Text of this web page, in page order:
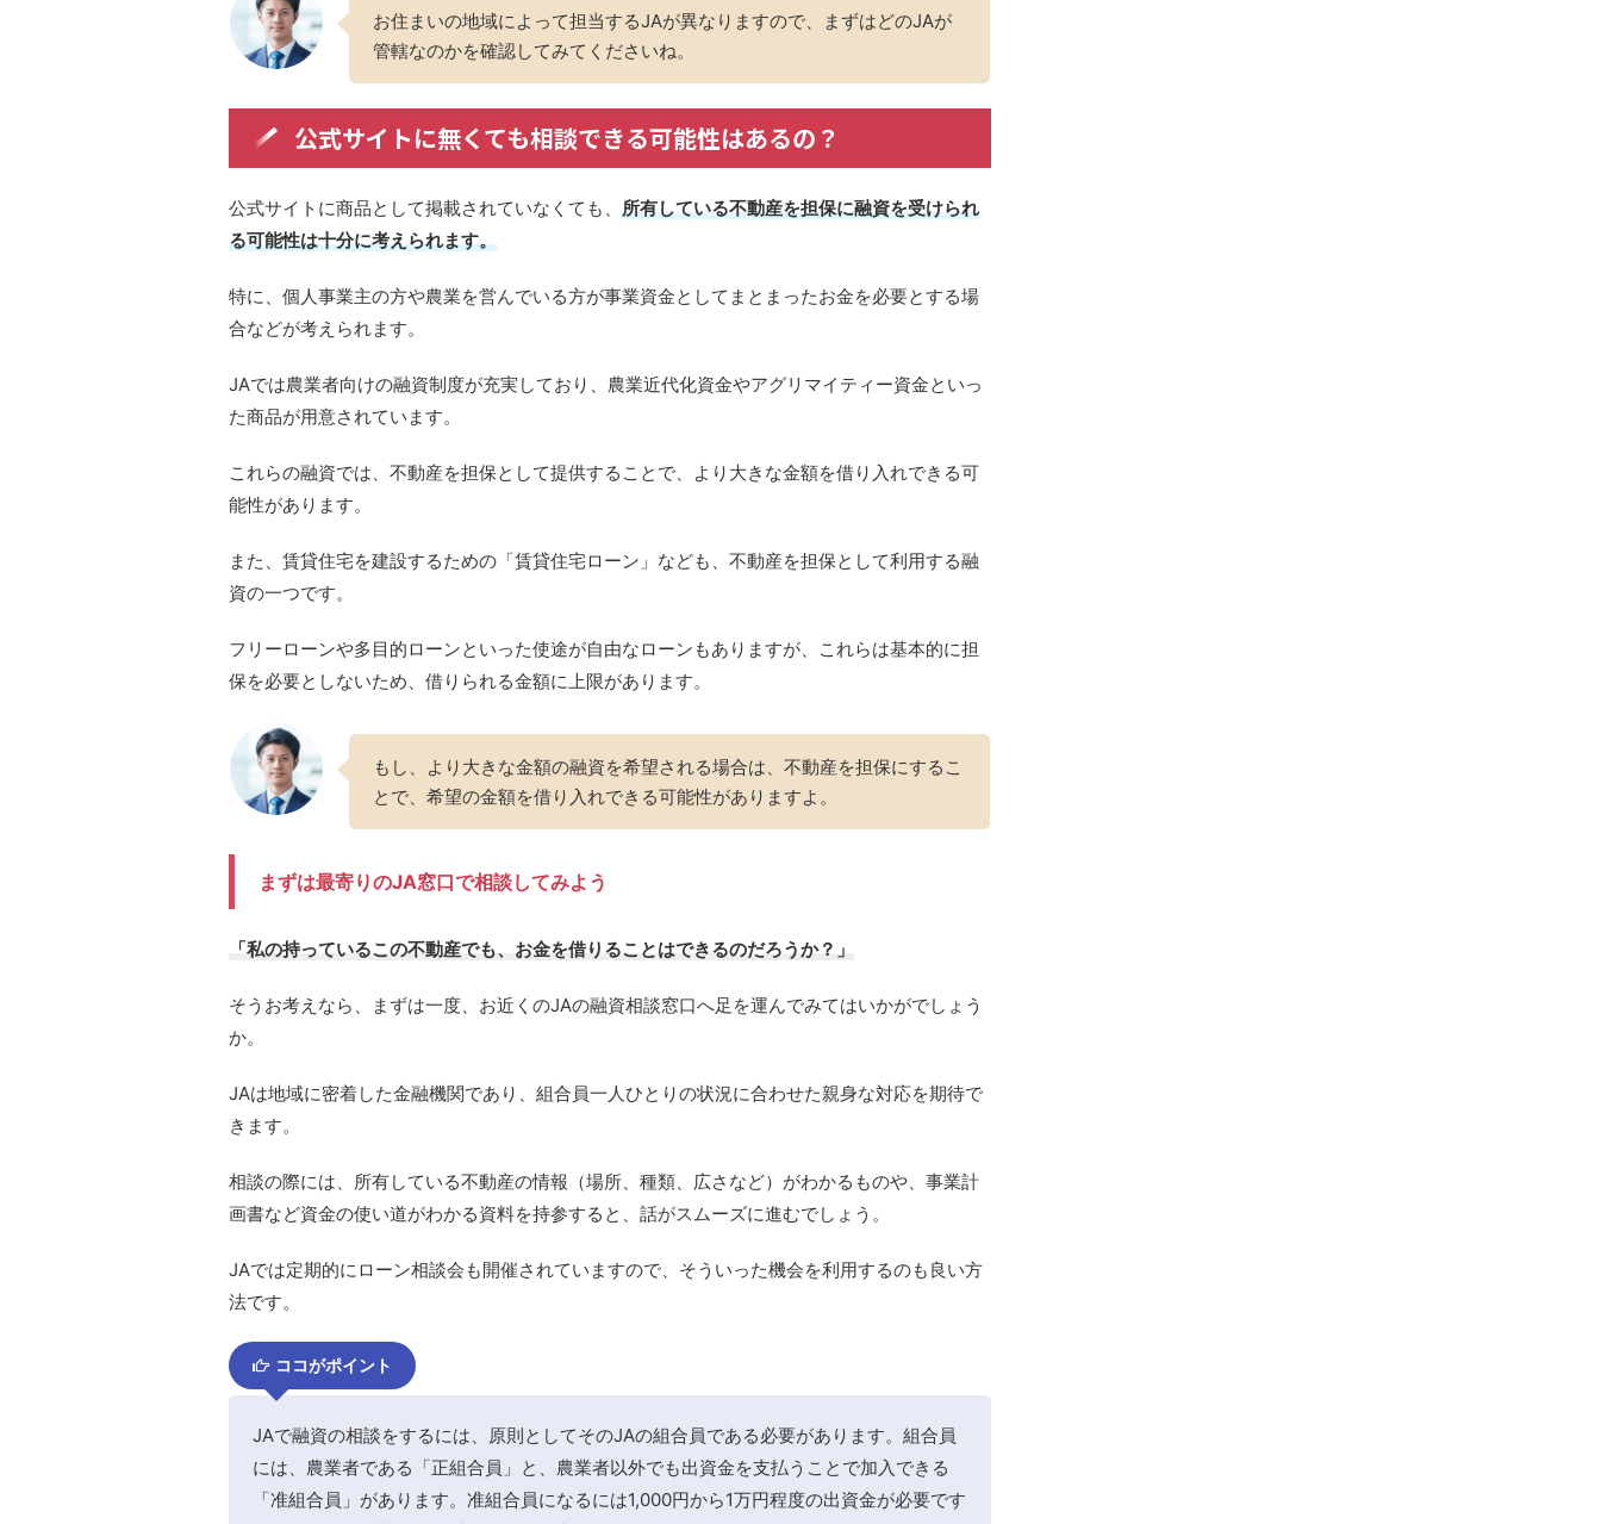
お住まいの地域によって担当するJAが異なりますので、まずはどのJAが
管轄なのかを確認してみてくださいね。
公式サイトに無くても相談できる可能性はあるの？
公式サイトに商品として掲載されていなくても、 所有している不動産を担保に融資を受けられ
る可能性は十分に考えられます。
特に、個人事業主の方や農業を営んでいる方が事業資金としてまとまったお金を必要とする場
合などが考えられます。
JAでは農業者向けの融資制度が充実しており、農業近代化資金やアグリマイティー資金といっ
た商品が用意されています。
これらの融資では、不動産を担保として提供することで、より大きな金額を借り入れできる可
能性があります。
また、賃貸住宅を建設するための「賃貸住宅ローン」なども、不動産を担保として利用する融
資の一つです。
フリーローンや多目的ローンといった使途が自由なローンもありますが、これらは基本的に担
保を必要としないため、借りられる金額に上限があります。
もし、より大きな金額の融資を希望される場合は、不動産を担保にするこ
とで、希望の金額を借り入れできる可能性がありますよ。
まずは最寄りのJA窓口で相談してみよう
「私の持っているこの不動産でも、お金を借りることはできるのだろうか？」
そうお考えなら、まずは一度、お近くのJAの融資相談窓口へ足を運んでみてはいかがでしょう
か。
JAは地域に密着した金融機関であり、組合員一人ひとりの状況に合わせた親身な対応を期待で
きます。
相談の際には、所有している不動産の情報（場所、種類、広さなど）がわかるものや、事業計
画書など資金の使い道がわかる資料を持参すると、話がスムーズに進むでしょう。
JAでは定期的にローン相談会も開催されていますので、そういった機会を利用するのも良い方
法です。
ココがポイント
JAで融資の相談をするには、原則としてそのJAの組合員である必要があります。組合員
には、農業者である「正組合員」と、農業者以外でも出資金を支払うことで加入できる
「准組合員」があります。准組合員になるには1,000円から1万円程度の出資金が必要です